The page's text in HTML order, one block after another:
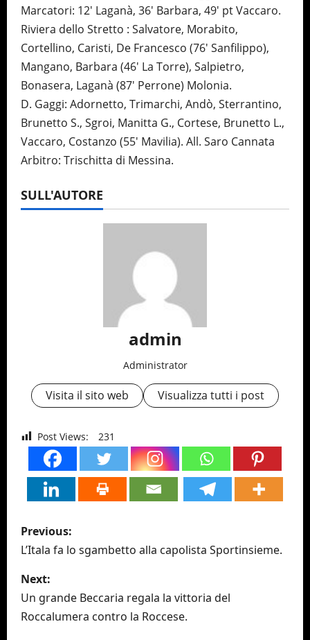
Marcatori: 12′ Laganà, 36′ Barbara, 49′ pt Vaccaro.
Riviera dello Stretto : Salvatore, Morabito,
Cortellino, Caristi, De Francesco (76′ Sanfilippo),
Mangano, Barbara (46′ La Torre), Salpietro,
Bonasera, Laganà (87′ Perrone) Molonia.
D. Gaggi: Adornetto, Trimarchi, Andò, Sterrantino,
Brunetto S., Sgroi, Manitta G., Cortese, Brunetto L.,
Vaccaro, Costanzo (55′ Mavilia). All. Saro Cannata
Arbitro: Trischitta di Messina.
SULL'AUTORE
admin
Administrator
Visita il sito web Visualizza tutti i post
Post Views: 231
P
o
s
t
Previous:
L’Itala fa lo sgambetto alla capolista Sportinsieme.
Next:
Un grande Beccaria regala la vittoria del
Roccalumera contro la Roccese.